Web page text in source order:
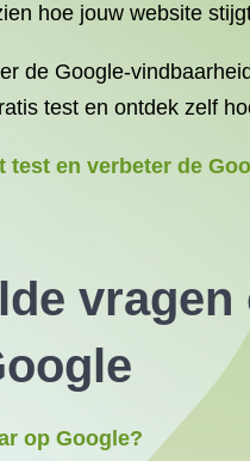
hoe jouw website
de Google-
test en ontdek zelf
en verbeter de
op Google?